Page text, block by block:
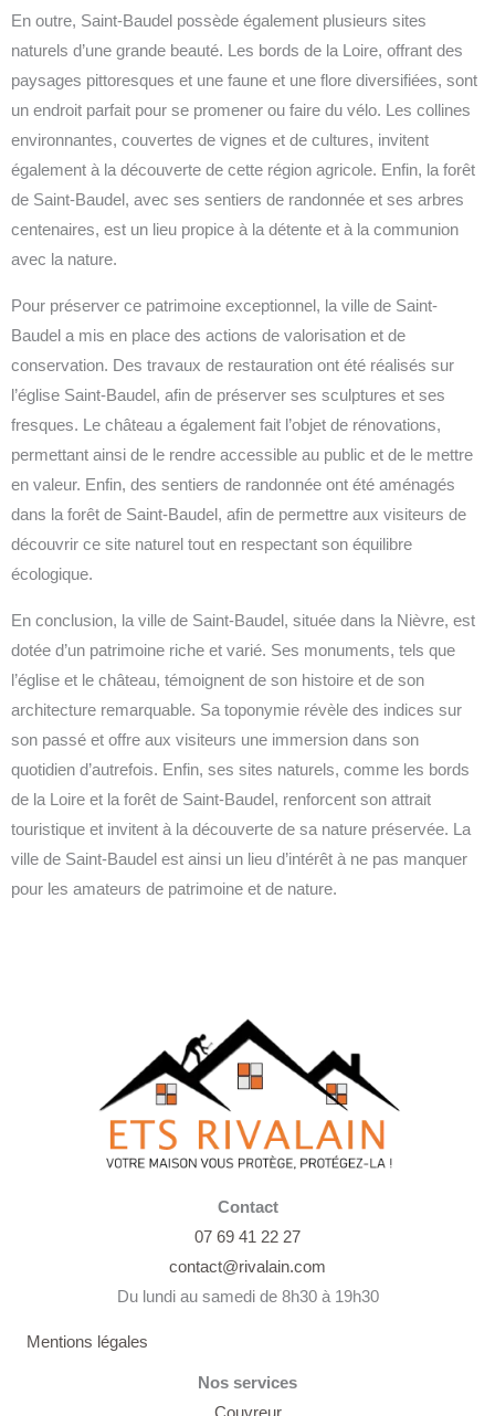
En outre, Saint-Baudel possède également plusieurs sites
naturels d’une grande beauté. Les bords de la Loire, offrant des
paysages pittoresques et une faune et une flore diversifiées, sont
un endroit parfait pour se promener ou faire du vélo. Les collines
environnantes, couvertes de vignes et de cultures, invitent
également à la découverte de cette région agricole. Enfin, la forêt
de Saint-Baudel, avec ses sentiers de randonnée et ses arbres
centenaires, est un lieu propice à la détente et à la communion
avec la nature.
Pour préserver ce patrimoine exceptionnel, la ville de Saint-
Baudel a mis en place des actions de valorisation et de
conservation. Des travaux de restauration ont été réalisés sur
l’église Saint-Baudel, afin de préserver ses sculptures et ses
fresques. Le château a également fait l’objet de rénovations,
permettant ainsi de le rendre accessible au public et de le mettre
en valeur. Enfin, des sentiers de randonnée ont été aménagés
dans la forêt de Saint-Baudel, afin de permettre aux visiteurs de
découvrir ce site naturel tout en respectant son équilibre
écologique.
En conclusion, la ville de Saint-Baudel, située dans la Nièvre, est
dotée d’un patrimoine riche et varié. Ses monuments, tels que
l’église et le château, témoignent de son histoire et de son
architecture remarquable. Sa toponymie révèle des indices sur
son passé et offre aux visiteurs une immersion dans son
quotidien d’autrefois. Enfin, ses sites naturels, comme les bords
de la Loire et la forêt de Saint-Baudel, renforcent son attrait
touristique et invitent à la découverte de sa nature préservée. La
ville de Saint-Baudel est ainsi un lieu d’intérêt à ne pas manquer
pour les amateurs de patrimoine et de nature.
Contact
07 69 41 22 27
contact@rivalain.com
Du lundi au samedi de 8h30 à 19h30
Mentions légales
Nos services